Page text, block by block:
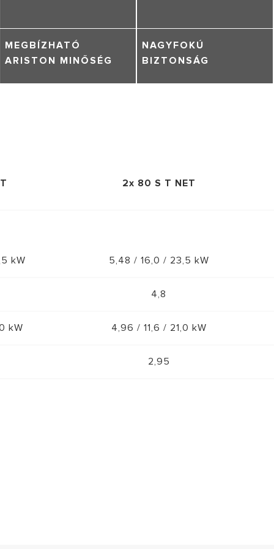
MEGBÍZHATÓ
ARISTON MINŐSÉG
NAGYFOKÚ
BIZTONSÁG
2x 80 S T NET
kW 5,48 / 16,0 / 23,5 kW
4,8
kW 4,96 / 11,6 / 21,0 kW
2,95